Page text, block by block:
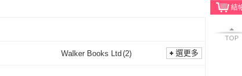
TOP
Walker Books Ltd(2) 選更多